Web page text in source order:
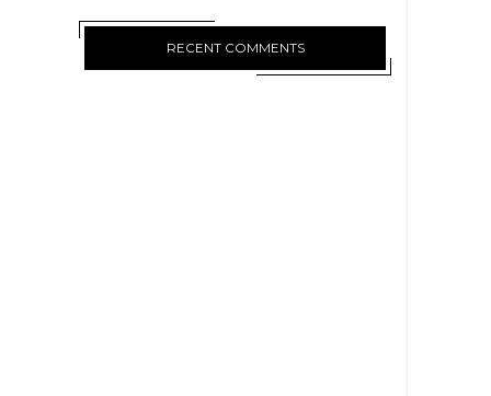
RECENT COMMENTS